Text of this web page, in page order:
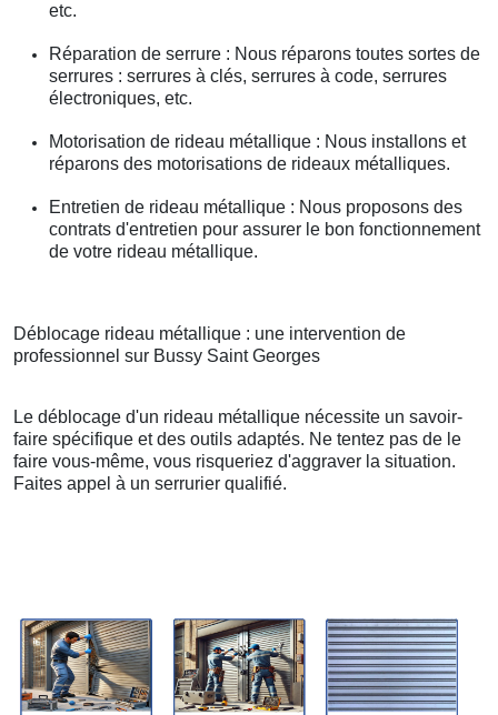
etc.
Réparation de serrure : Nous réparons toutes sortes de
serrures : serrures à clés, serrures à code, serrures
électroniques, etc.
Motorisation de rideau métallique : Nous installons et
réparons des motorisations de rideaux métalliques.
Entretien de rideau métallique : Nous proposons des
contrats d'entretien pour assurer le bon fonctionnement
de votre rideau métallique.
Déblocage rideau métallique : une intervention de
professionnel sur Bussy Saint Georges
Le déblocage d'un rideau métallique nécessite un savoir-
faire spécifique et des outils adaptés. Ne tentez pas de le
faire vous-même, vous risqueriez d'aggraver la situation.
Faites appel à un serrurier qualifié.